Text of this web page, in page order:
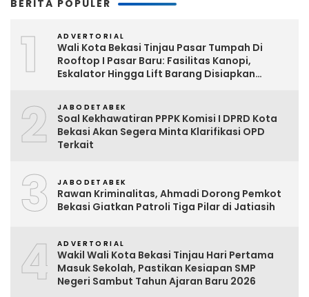
BERITA POPULER
1 ADVERTORIAL
Wali Kota Bekasi Tinjau Pasar Tumpah Di
Rooftop I Pasar Baru: Fasilitas Kanopi,
Eskalator Hingga Lift Barang Disiapkan
2 JABODETABEK
Soal Kekhawatiran PPPK Komisi I DPRD Kota
Bekasi Akan Segera Minta Klarifikasi OPD
Terkait
3 JABODETABEK
Rawan Kriminalitas, Ahmadi Dorong Pemkot
Bekasi Giatkan Patroli Tiga Pilar di Jatiasih
4 ADVERTORIAL
Wakil Wali Kota Bekasi Tinjau Hari Pertama
Masuk Sekolah, Pastikan Kesiapan SMP
Negeri Sambut Tahun Ajaran Baru 2026